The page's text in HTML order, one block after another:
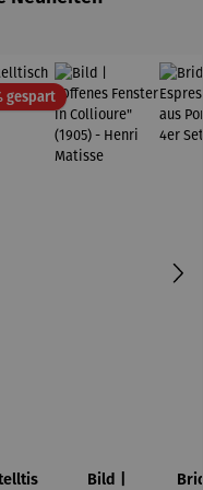
gespartRabatt
Bild |